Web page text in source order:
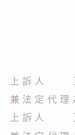
上訴人
兼法定代理
上訴人